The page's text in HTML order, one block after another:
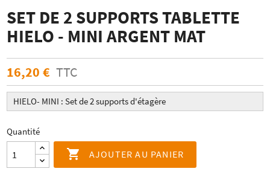
SET DE 2 SUPPORTS TABLETTE
HIELO - MINI ARGENT MAT
16,20 € TTC
HIELO- MINI : Set de 2 supports d'étagère
Quantité
 AJOUTER AU PANIER